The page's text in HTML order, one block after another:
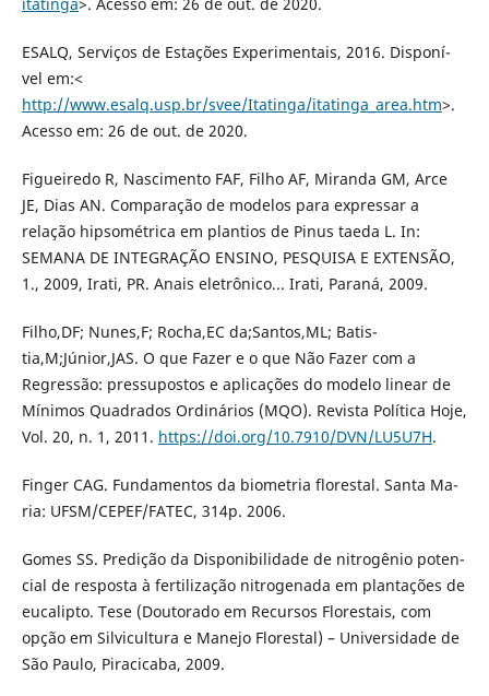
itatinga>. Acesso em: 26 de out. de 2020.
ESALQ, Serviços de Estações Experimentais, 2016. Disponí-
vel em:<
http://www.esalq.usp.br/svee/Itatinga/itatinga_area.htm>.
Acesso em: 26 de out. de 2020.
Figueiredo R, Nascimento FAF, Filho AF, Miranda GM, Arce
JE, Dias AN. Comparação de modelos para expressar a
relação hipsométrica em plantios de Pinus taeda L. In:
SEMANA DE INTEGRAÇÃO ENSINO, PESQUISA E EXTENSÃO,
1., 2009, Irati, PR. Anais eletrônico... Irati, Paraná, 2009.
Filho,DF; Nunes,F; Rocha,EC da;Santos,ML; Batis-
tia,M;Júnior,JAS. O que Fazer e o que Não Fazer com a
Regressão: pressupostos e aplicações do modelo linear de
Mínimos Quadrados Ordinários (MQO). Revista Política Hoje,
Vol. 20, n. 1, 2011. https://doi.org/10.7910/DVN/LU5U7H.
Finger CAG. Fundamentos da biometria florestal. Santa Ma-
ria: UFSM/CEPEF/FATEC, 314p. 2006.
Gomes SS. Predição da Disponibilidade de nitrogênio poten-
cial de resposta à fertilização nitrogenada em plantações de
eucalipto. Tese (Doutorado em Recursos Florestais, com
opção em Silvicultura e Manejo Florestal) – Universidade de
São Paulo, Piracicaba, 2009.